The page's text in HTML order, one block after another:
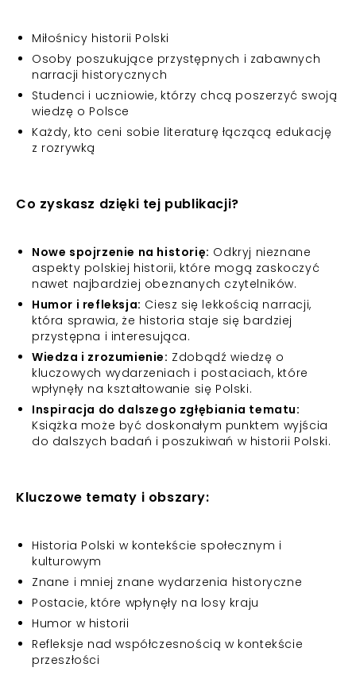
Miłośnicy historii Polski
Osoby poszukujące przystępnych i zabawnych
narracji historycznych
Studenci i uczniowie, którzy chcą poszerzyć swoją
wiedzę o Polsce
Każdy, kto ceni sobie literaturę łączącą edukację
z rozrywką
Co zyskasz dzięki tej publikacji?
Nowe spojrzenie na historię: Odkryj nieznane
aspekty polskiej historii, które mogą zaskoczyć
nawet najbardziej obeznanych czytelników.
Humor i refleksja: Ciesz się lekkością narracji,
która sprawia, że historia staje się bardziej
przystępna i interesująca.
Wiedza i zrozumienie: Zdobądź wiedzę o
kluczowych wydarzeniach i postaciach, które
wpłynęły na kształtowanie się Polski.
Inspiracja do dalszego zgłębiania tematu:
Książka może być doskonałym punktem wyjścia
do dalszych badań i poszukiwań w historii Polski.
Kluczowe tematy i obszary:
Historia Polski w kontekście społecznym i
kulturowym
Znane i mniej znane wydarzenia historyczne
Postacie, które wpłynęły na losy kraju
Humor w historii
Refleksje nad współczesnością w kontekście
przeszłości